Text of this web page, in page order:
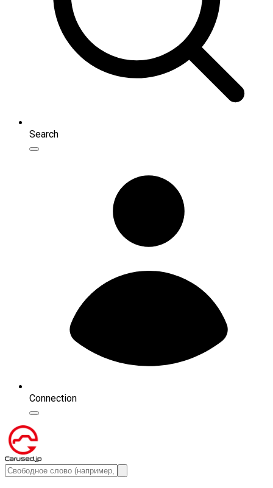
Search
Connection